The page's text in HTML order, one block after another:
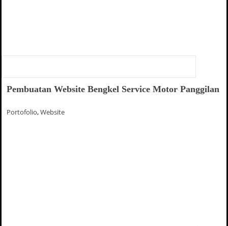
Pembuatan Website Bengkel Service Motor Panggilan
Portofolio,Website